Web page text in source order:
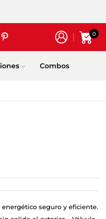
0
Combos
seguro y eficiente.